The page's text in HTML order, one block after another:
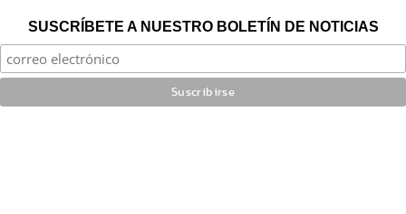
SUSCRÍBETE A NUESTRO BOLETÍN DE NOTICIAS